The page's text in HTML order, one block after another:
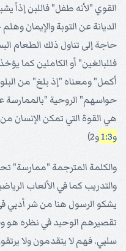
القوي "لأنه طفل" فاللبن إذاً
الديانة عن التوبة والإيمان
حاجة إلى تناول ذلك الطعام
فللبالغين" أو الكاملين كما
أكمل" ومعناه "إذ بلغ" من
حواسهم" الروحية "بالممارسة
هي القوة التي تمكن الإنسان
و1:3
و2)
والكلمة المترجمة "ممارسة"
والتدريب كما في الألعاب
يشكو الرسول هنا من شر أدبي
تقصيرهم الوحيد في نظره هو
سلبي. فهم لا يتقدمون ولا